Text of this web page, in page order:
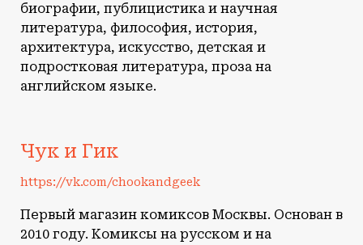
биографии, публицистика и научная
литература, философия, история,
архитектура, искусство, детская и
подростковая литература, проза на
английском языке.
Чук и Гик
https://vk.com/chookandgeek
Первый магазин комиксов Москвы. Основан в
2010 году. Комиксы на русском и на